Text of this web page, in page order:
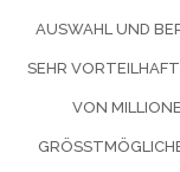
AUSWAHL UND
SEHR
VON